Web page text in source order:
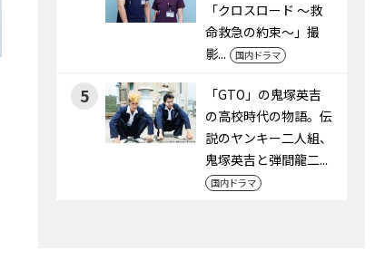
「クロスロード ～救
命救急の約束～」撮
影...
国内ドラマ
5
「GTO」の鬼塚英吉
の高校時代の物語。伝
説のヤンキー二人組、
鬼塚英吉と弾間龍二...
国内ドラマ